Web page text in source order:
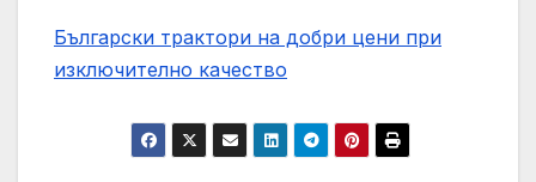
Български трактори на добри цени при
изключително качество